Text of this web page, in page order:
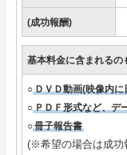
(成功報酬)
基本料金に含まれるの
○ＤＶＤ動画(映像内に
○ＰＤＦ形式など、デ
○冊子報告書
(※希望の場合は成功